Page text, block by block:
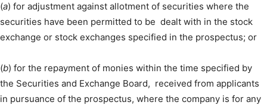
(a) for adjustment against allotment of securities where the
securities have been permitted to be dealt with in the stock
exchange or stock exchanges specified in the prospectus; or
(b) for the repayment of monies within the time specified by
the Securities and Exchange Board, received from applicants
in pursuance of the prospectus, where the company is for any